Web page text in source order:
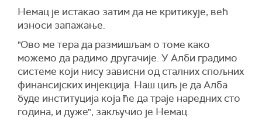
Немац је истакао затим да не критикује, већ
износи запажање.
"Ово ме тера да размишљам о томе како
можемо да радимо другачије. У Алби градимо
системе који нису зависни од сталних спољних
финансијских инјекција. Наш циљ је да Алба
буде институција која ће да траје наредних сто
година, и дуже", закључио је Немац.